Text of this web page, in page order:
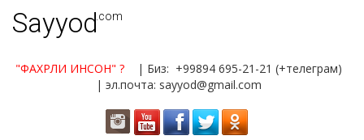
Sayyod.com
"ФАХРЛИ ИНСОН" ?
| Биз: +99894 695-21-21 (+телеграм)
| эл.почта: sayyod@gmail.com